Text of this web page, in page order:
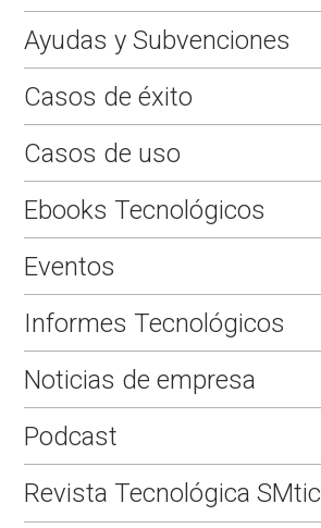
Ayudas y Subvenciones
Casos de éxito
Casos de uso
Ebooks Tecnológicos
Eventos
Informes Tecnológicos
Noticias de empresa
Podcast
Revista Tecnológica SMtic